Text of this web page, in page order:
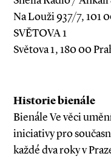
Na Louži 937/7, 101
SVĚTOVA 1
Světova 1, 180 00
Historie bienále
Bienále Ve věci
iniciativy pro
každé dva roky v